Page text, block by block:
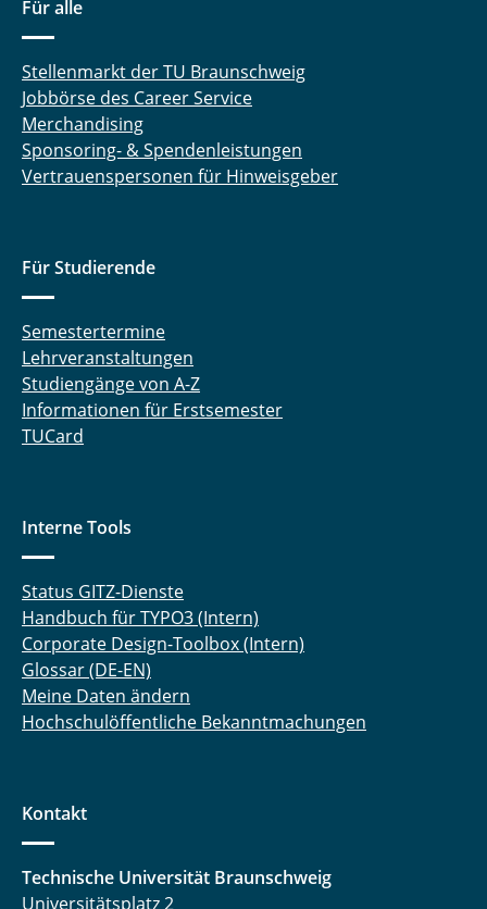
Für alle
Stellenmarkt der TU Braunschweig
Jobbörse des Career Service
Merchandising
Sponsoring- & Spendenleistungen
Vertrauenspersonen für Hinweisgeber
Für Studierende
Semestertermine
Lehrveranstaltungen
Studiengänge von A-Z
Informationen für Erstsemester
TUCard
Interne Tools
Status GITZ-Dienste
Handbuch für TYPO3 (Intern)
Corporate Design-Toolbox (Intern)
Glossar (DE-EN)
Meine Daten ändern
Hochschulöffentliche Bekanntmachungen
Kontakt
Technische Universität Braunschweig
Universitätsplatz 2